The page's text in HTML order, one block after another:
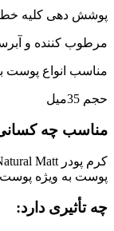
پوشش دهی کلیه
مرطوب کننده و
مناسب انواع
حجم 35میل
مناسب چه
پوست به ویژه
چه تأثیری دارد: